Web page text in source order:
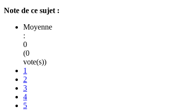
Note de ce sujet :
Moyenne
:
0
(0
vote(s))
1
2
3
4
5